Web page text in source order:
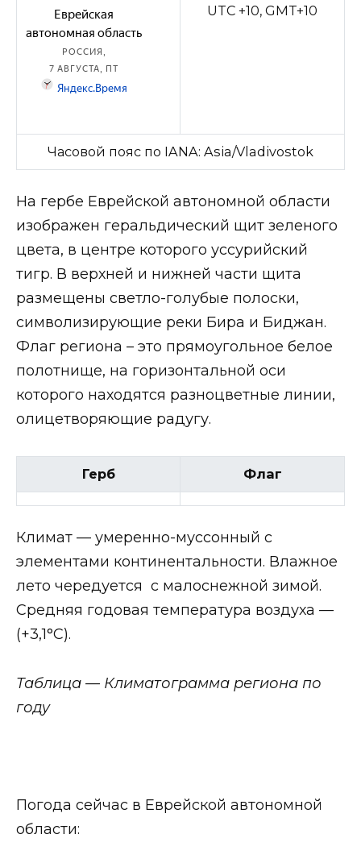
UTC +10, GMT+10
Часовой пояс по IANA: Asia/Vladivostok
На гербе Еврейской автономной области
изображен геральдический щит зеленого
цвета, в центре которого уссурийский
тигр. В верхней и нижней части щита
размещены светло-голубые полоски,
символизирующие реки Бира и Биджан.
Флаг региона – это прямоугольное белое
полотнище, на горизонтальной оси
которого находятся разноцветные линии,
олицетворяющие радугу.
Герб Флаг
Климат — умеренно-муссонный с
элементами континентальности. Влажное
лето чередуется с малоснежной зимой.
Средняя годовая температура воздуха —
(+3,1°С).
Таблица — Климатограмма региона по
году
Погода сейчас в Еврейской автономной
области: